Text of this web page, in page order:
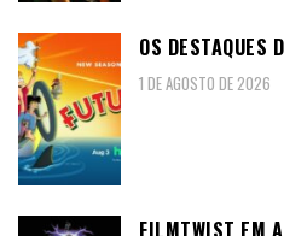
OS DESTAQUES
1 DE AGOSTO DE 2026